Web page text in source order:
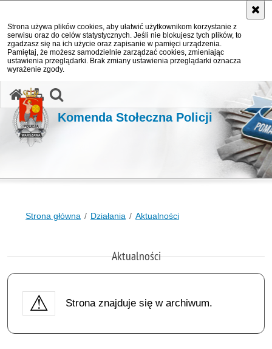
Strona używa plików cookies, aby ułatwić użytkownikom korzystanie z
serwisu oraz do celów statystycznych. Jeśli nie blokujesz tych plików, to
zgadzasz się na ich użycie oraz zapisanie w pamięci urządzenia.
Pamiętaj, że możesz samodzielnie zarządzać cookies, zmieniając
ustawienia przeglądarki. Brak zmiany ustawienia przeglądarki oznacza
wyrażenie zgody.
Komenda Stołeczna Policji
Strona główna Działania Aktualności
Aktualności
Strona znajduje się w archiwum.